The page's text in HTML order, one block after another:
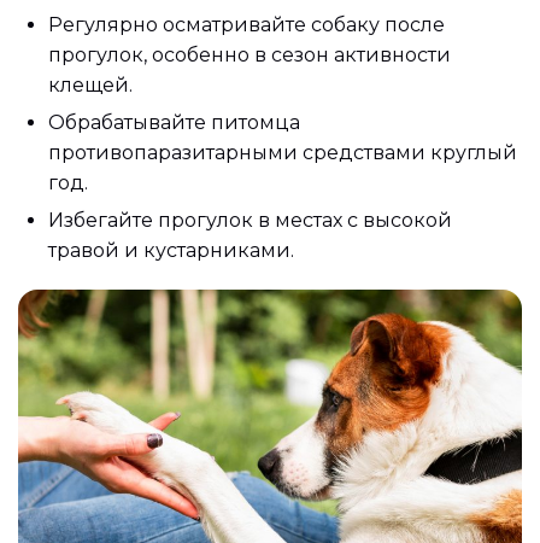
Регулярно осматривайте собаку после
прогулок, особенно в сезон активности
клещей.
Обрабатывайте питомца
противопаразитарными средствами круглый
год.
Избегайте прогулок в местах с высокой
травой и кустарниками.